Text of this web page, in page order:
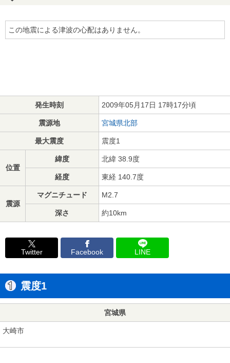
この地震による津波の心配はありません。
発生時刻 2009年05月17日 17時17分頃
震源地 宮城県北部
最大震度 震度1
位置
緯度 北緯 38.9度
経度 東経 140.7度
震源
マグニチュード M2.7
深さ 約10km
Twitter Facebook LINE
震度1
宮城県
大崎市